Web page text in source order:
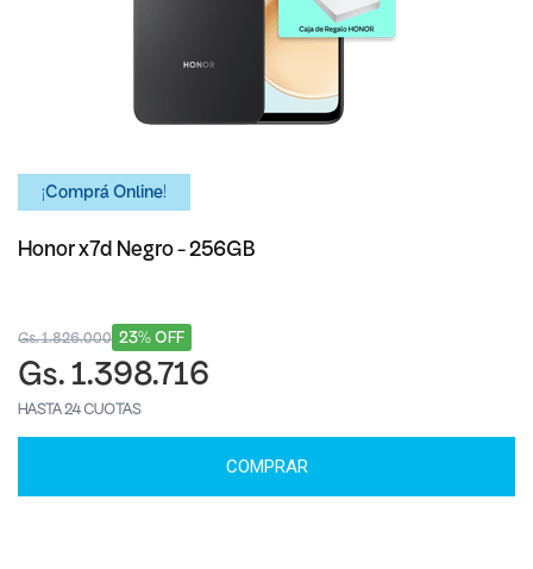
¡Comprá Online!
Honor x7d Negro - 256GB
23% OFF
Gs. 1.826.000
Gs. 1.398.716
HASTA 24 CUOTAS
COMPRAR